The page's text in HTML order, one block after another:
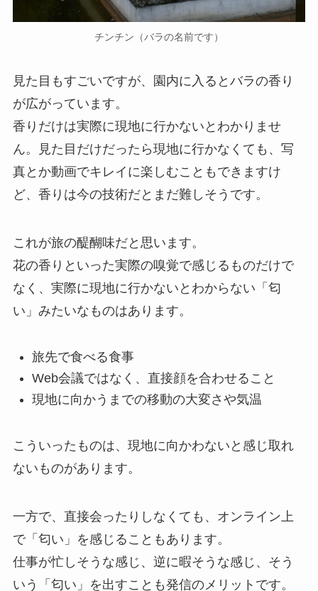
チンチン（バラの名前です）
見た目もすごいですが、園内に入るとバラの香り
が広がっています。
香りだけは実際に現地に行かないとわかりませ
ん。見た目だけだったら現地に行かなくても、写
真とか動画でキレイに楽しむこともできますけ
ど、香りは今の技術だとまだ難しそうです。
これが旅の醍醐味だと思います。
花の香りといった実際の嗅覚で感じるものだけで
なく、実際に現地に行かないとわからない「匂
い」みたいなものはあります。
旅先で食べる食事
Web会議ではなく、直接顔を合わせること
現地に向かうまでの移動の大変さや気温
こういったものは、現地に向かわないと感じ取れ
ないものがあります。
一方で、直接会ったりしなくても、オンライン上
で「匂い」を感じることもあります。
仕事が忙しそうな感じ、逆に暇そうな感じ、そう
いう「匂い」を出すことも発信のメリットです。